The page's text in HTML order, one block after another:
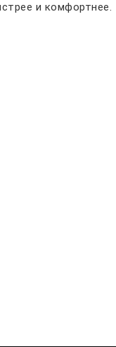
и комфортнее.